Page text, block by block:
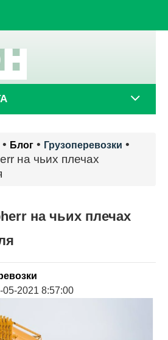
• Блог • Грузоперевозки •
на чьих плечах
на чьих плечах
05-2021 8:57:00